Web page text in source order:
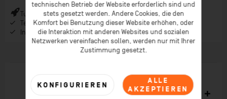
Turbo-Versand (*) bei Bestellungen bis 9 Uhr (* Lagerware)
Telefonberatung ab 08:00 Uhr Früh (Mo-Fr)
Inspiration im Coaching-Magazin & Newsletter
Ähnliche Artikel
technischen Betrieb der Website erforderlich sind und
stets gesetzt werden. Andere Cookies, die den
Komfort bei Benutzung dieser Website erhöhen, oder
die Interaktion mit anderen Websites und sozialen
Netzwerken vereinfachen sollen, werden nur mit Ihrer
Zustimmung gesetzt.
ALLE
AKZEPTIEREN
KONFIGURIEREN